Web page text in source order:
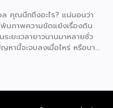
ล คุณนึกถึงอะไร? แน่นอนว่า
นภาพความขัดแย้งเรื่องดิน
ยะเวลายาวนานมาหลายชั่ว
หานี้จะจบลงเมื่อไหร่ หรือบาง
เดียว เรียกได้ว่าเป็นเมืองแห่ง